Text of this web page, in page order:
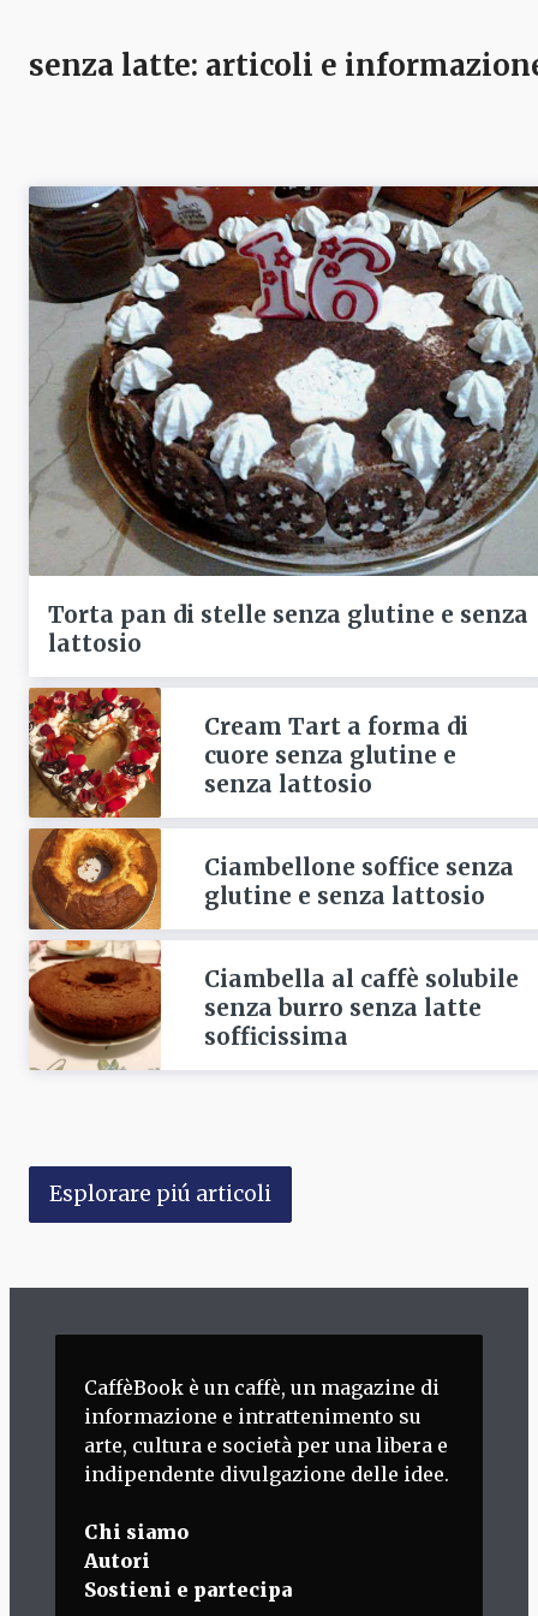
senza latte: articoli e
Torta pan di stelle senza glutine e senza
lattosio
Cream Tart a forma di
cuore senza glutine e
senza lattosio
Ciambellone soffice senza
glutine e senza lattosio
Ciambella al caffè solubile
senza burro senza latte
sofficissima
Esplorare piú articoli
CaffèBook è un caffè, un magazine di
informazione e intrattenimento su
arte, cultura e società per una libera e
indipendente divulgazione delle idee.
Chi siamo
Autori
Sostieni e partecipa